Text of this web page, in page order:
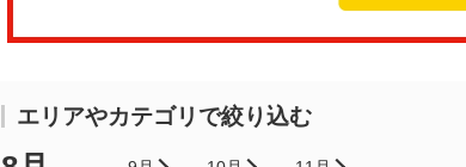
エリアやカテゴリで絞り込む